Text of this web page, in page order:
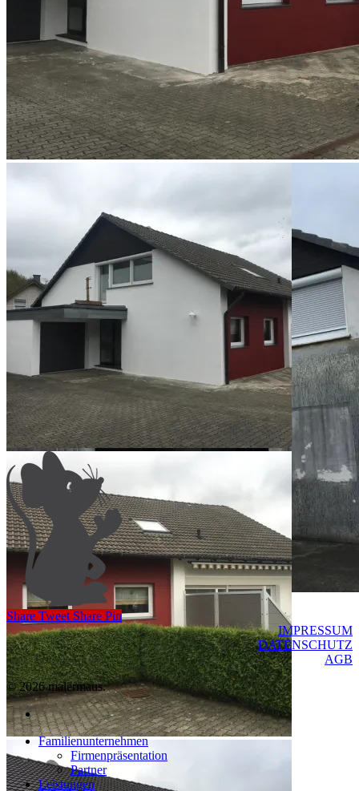
Share Tweet Share Pin
IMPRESSUM
DATENSCHUTZ
AGB
© 2026 malermaus.
facebook
Close
Menu
Familienunternehmen
Firmenpräsentation
Partner
Leistungen